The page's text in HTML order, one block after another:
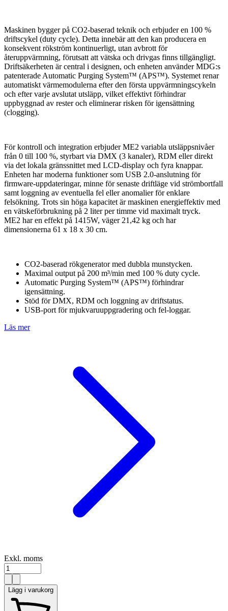
Maskinen bygger på CO2-baserad teknik och erbjuder en 100 %
driftscykel (duty cycle). Detta innebär att den kan producera en
konsekvent rökström kontinuerligt, utan avbrott för
återuppvärmning, förutsatt att vätska och drivgas finns tillgängligt.
Driftsäkerheten är central i designen, och enheten använder MDG:s
patenterade Automatic Purging System™ (APS™). Systemet renar
automatiskt värmemodulerna efter den första uppvärmningscykeln
och efter varje avslutat utsläpp, vilket effektivt förhindrar
uppbyggnad av rester och eliminerar risken för igensättning
(clogging).
För kontroll och integration erbjuder ME2 variabla utsläppsnivåer
från 0 till 100 %, styrbart via DMX (3 kanaler), RDM eller direkt
via det lokala gränssnittet med LCD-display och fyra knappar.
Enheten har moderna funktioner som USB 2.0-anslutning för
firmware-uppdateringar, minne för senaste driftläge vid strömbortfall
samt loggning av eventuella fel eller anomalier för enklare
felsökning. Trots sin höga kapacitet är maskinen energieffektiv med
en vätskeförbrukning på 2 liter per timme vid maximalt tryck.
ME2 har en effekt på 1415W, väger 21,42 kg och har
dimensionerna 61 x 18 x 30 cm.
CO2-baserad rökgenerator med dubbla munstycken.
Maximal output på 200 m³/min med 100 % duty cycle.
Automatic Purging System™ (APS™) förhindrar
igensättning.
Stöd för DMX, RDM och loggning av driftstatus.
USB-port för mjukvaruuppgradering och fel-loggar.
Läs mer
Exkl. moms
Lägg i varukorg